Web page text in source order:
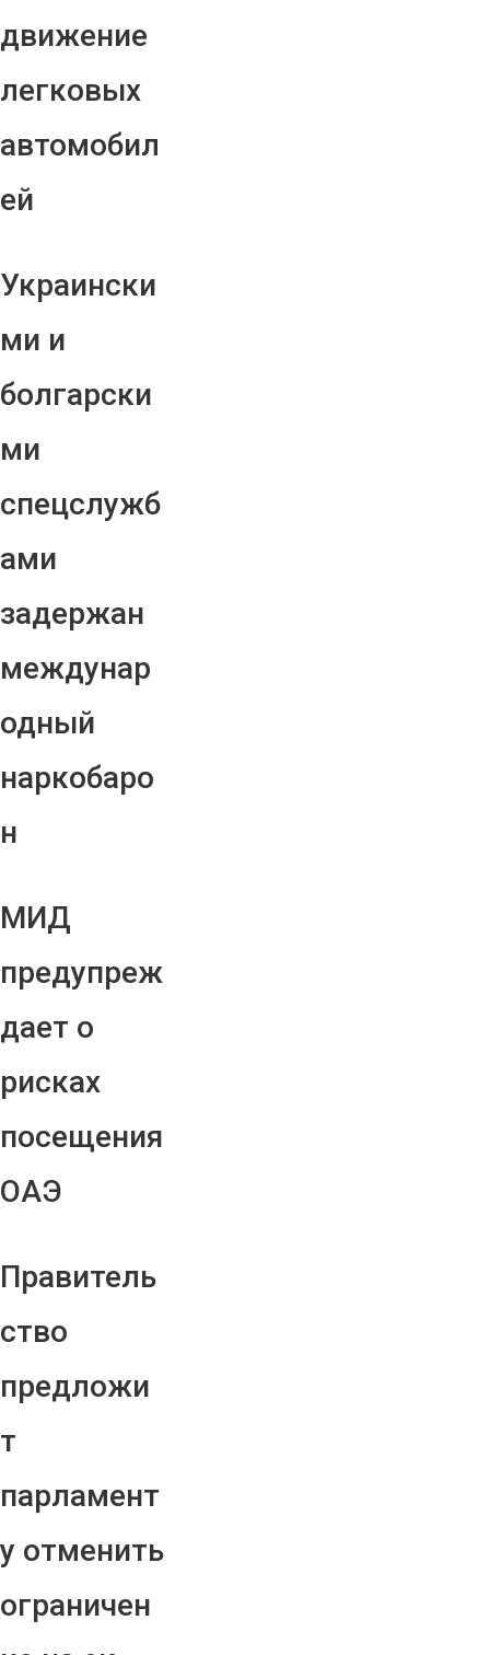
движение
легковых
автомобил
ей
Украински
ми и
болгарски
ми
спецслужб
ами
задержан
междунар
одный
наркобаро
н
МИД
предупреж
дает о
рисках
посещения
ОАЭ
Правитель
ство
предложи
т
парламент
у отменить
ограничен